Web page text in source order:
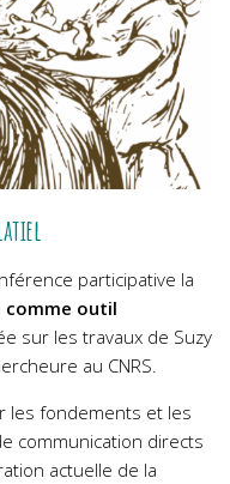
participative la
comme outil
sur les travaux de Suzy
au CNRS.
les fondements et les
communication directs
actuelle de la